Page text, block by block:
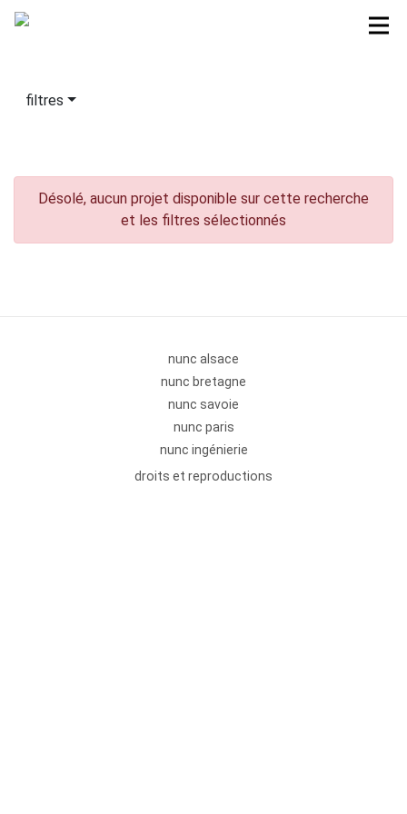
filtres
Désolé, aucun projet disponible sur cette recherche
et les filtres sélectionnés
nunc alsace
nunc bretagne
nunc savoie
nunc paris
nunc ingénierie
droits et reproductions